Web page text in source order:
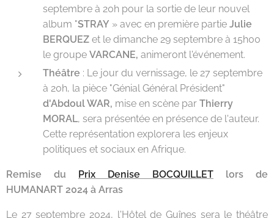
septembre à 20h pour la sortie de leur nouvel
album "STRAY » avec en première partie Julie
BERQUEZ et le dimanche 29 septembre à 15h00
le groupe VARCANE, animeront l'événement.
Théâtre : Le jour du vernissage, le 27 septembre
à 20h, la pièce "Génial Général Président"
d'Abdoul WAR, mise en scène par Thierry
MORAL, sera présentée en présence de l'auteur.
Cette représentation explorera les enjeux
politiques et sociaux en Afrique.
Remise du Prix Denise BOCQUILLET lors de
HUMANART 2024 à Arras
Le 27 septembre 2024, l'Hôtel de Guînes sera le théâtre